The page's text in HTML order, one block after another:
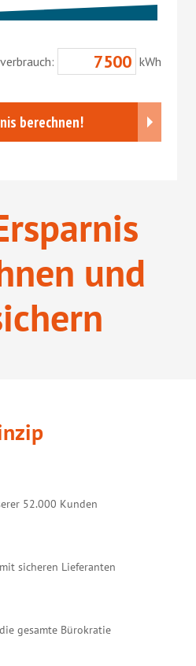
und
52.000 Kunden
sicheren Lieferanten
gesamte Bürokratie